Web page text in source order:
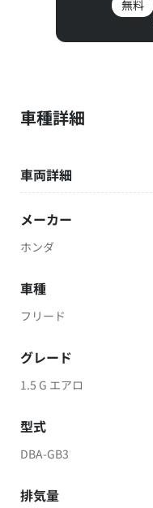
無料
車種詳細
車両詳細
メーカー
ホンダ
車種
フリード
グレード
1.5 G エアロ
型式
DBA-GB3
排気量